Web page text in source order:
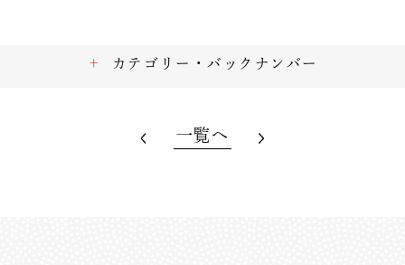
カテゴリー・バックナンバー
一覧へ